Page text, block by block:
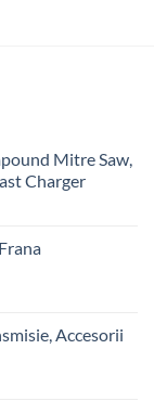
Mitre Saw,
Charger
Accesorii